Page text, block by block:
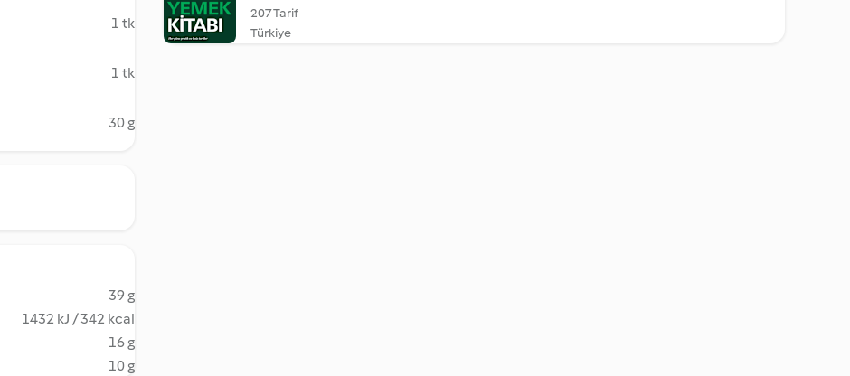
1 tk
1 tk
30 g
39 g
1432 kJ / 342 kcal
16 g
10 g
207 Tarif
Türkiye